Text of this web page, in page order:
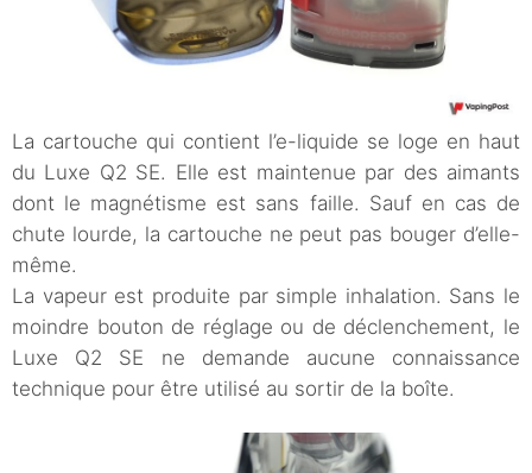
La cartouche qui contient l’e-liquide se loge en haut
du Luxe Q2 SE. Elle est maintenue par des aimants
dont le magnétisme est sans faille. Sauf en cas de
chute lourde, la cartouche ne peut pas bouger d’elle-
même.
La vapeur est produite par simple inhalation. Sans le
moindre bouton de réglage ou de déclenchement, le
Luxe Q2 SE ne demande aucune connaissance
technique pour être utilisé au sortir de la boîte.